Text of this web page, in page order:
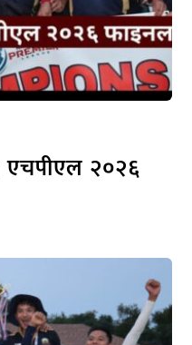
एचपीएल २०२६